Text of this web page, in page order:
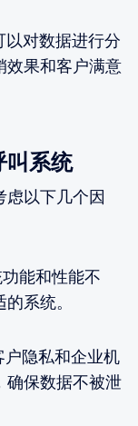
以对数据进行分
效果和客户满意
叫系统
虑以下几个因
能和性能不
系统。
户隐私和企业机
确保数据不被泄